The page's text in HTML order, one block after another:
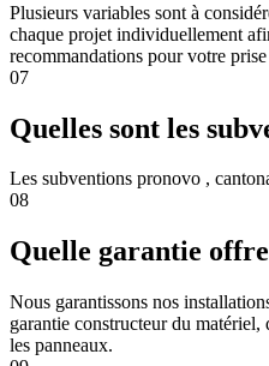
Plusieurs variables sont à
chaque projet individuellement
recommandations pour votre
07
Quelles sont les
Les subventions pronovo ,
08
Quelle garantie
Nous garantissons nos
garantie constructeur du
les panneaux.